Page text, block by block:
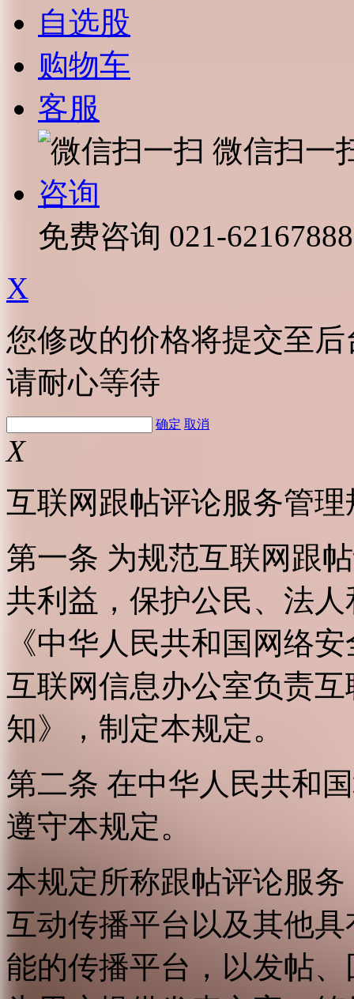
自选股
购物车
客服
微信扫一
咨询
免费咨询 021-62167888
X
您修改的价格将提交至
请耐心等待
确定 取消
X
互联网跟帖评论服务管理
第一条 为规范互联网跟
共利益，保护公民、法
《中华人民共和国网络
互联网信息办公室负责
知》，制定本规定。
第二条 在中华人民共和
遵守本规定。
本规定所称跟帖评论服
互动传播平台以及其他
能的传播平台，以发帖